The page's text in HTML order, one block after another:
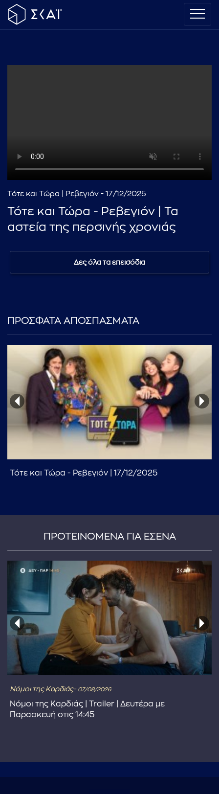
Τότε και Τώρα | Ρεβεγιόν - 17/12/2025
Τότε και Τώρα - Ρεβεγιόν | Τα
αστεία της περσινής χρονιάς
Δες όλα τα επεισόδια
ΠΡΟΣΦΑΤΑ ΑΠΟΣΠΑΣΜΑΤΑ
Τότε και Τώρα - Ρεβεγιόν | 17/12/2025
ΠΡΟΤΕΙΝΟΜΕΝΑ ΓΙΑ ΕΣΕΝΑ
Νόμοι της Καρδιάς- 07/08/2026
Νόμοι της Καρδιάς | Trailer | Δευτέρα με
Παρασκευή στις 14:45